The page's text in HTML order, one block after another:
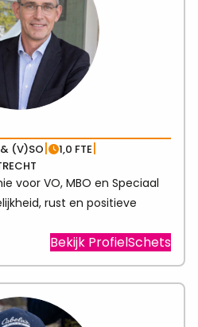
(V)SO| 1,0 FTE|
voor VO, MBO en Speciaal
rust en positieve
Bekijk ProfielSchetsVisit
link